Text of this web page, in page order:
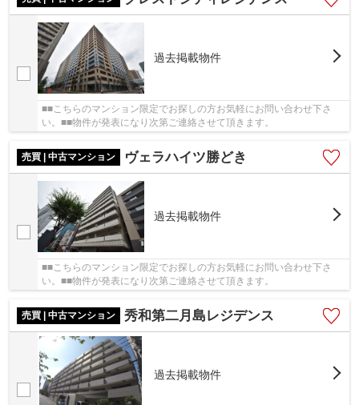
過去掲載物件
■■こちらのマンション限定でお探しの方お気軽にお問い合わせ下さ
い。■■物件が発表になり次第ご連絡させて頂きます。
売買 | 中古マンション ヴェラハイツ勝どき
過去掲載物件
■■こちらのマンション限定でお探しの方お気軽にお問い合わせ下さ
い。■■物件が発表になり次第ご連絡させて頂きます。
売買 | 中古マンション 秀和第二月島レジデンス
過去掲載物件